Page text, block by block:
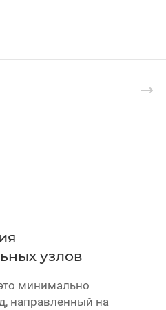
узлов
минимально
направленный на